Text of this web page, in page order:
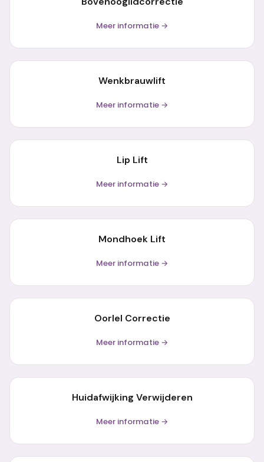
Meer informatie →
Wenkbrauwlift
Meer informatie →
Lip Lift
Meer informatie →
Mondhoek Lift
Meer informatie →
Oorlel Correctie
Meer informatie →
Huidafwijking Verwijderen
Meer informatie →